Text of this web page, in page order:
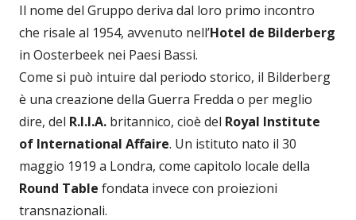
Il nome del Gruppo deriva dal loro primo incontro
che risale al 1954, avvenuto nell’Hotel de Bilderberg
in Oosterbeek nei Paesi Bassi.
Come si può intuire dal periodo storico, il Bilderberg
è una creazione della Guerra Fredda o per meglio
dire, del R.I.I.A. britannico, cioè del Royal Institute
of International Affaire. Un istituto nato il 30
maggio 1919 a Londra, come capitolo locale della
Round Table fondata invece con proiezioni
transnazionali.